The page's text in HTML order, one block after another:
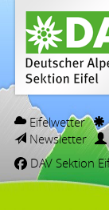
Eifelwetter
Newsletter
DAV Sektion